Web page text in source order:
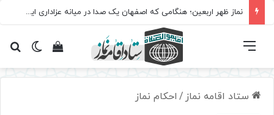
نماز ظهر اربعین؛ هنگامی که اصفهان یک صدا در میانه عزاداری ایستاد
تغییرمشاهده فهرست
ستاد اقامه نماز / احکام نماز